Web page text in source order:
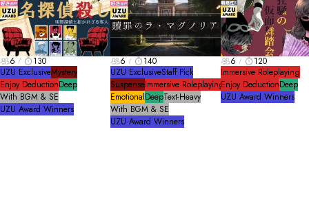
6
130
UZU ExclusiveMystery
Enjoy DeductionDeep
With BGM & SE
UZU Award Winners
6
140
UZU ExclusiveStaff Pick
SuspenseImmersive Roleplaying
EmotionalDeepText-Heavy
With BGM & SE
UZU Award Winners
6
120
Immersive Roleplaying
Enjoy DeductionDeep
UZU Award Winners